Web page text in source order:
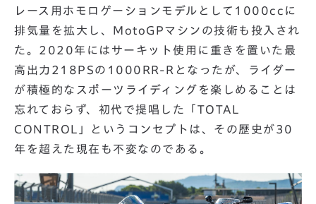
レース用ホモロゲーションモデルとして1000ccに
排気量を拡大し、MotoGPマシンの技術も投入され
た。2020年にはサーキット使用に重きを置いた最
高出力218PSの1000RR-Rとなったが、ライダー
が積極的なスポーツライディングを楽しめることは
忘れておらず、初代で提唱した「TOTAL
CONTROL」というコンセプトは、その歴史が30
年を超えた現在も不変なのである。